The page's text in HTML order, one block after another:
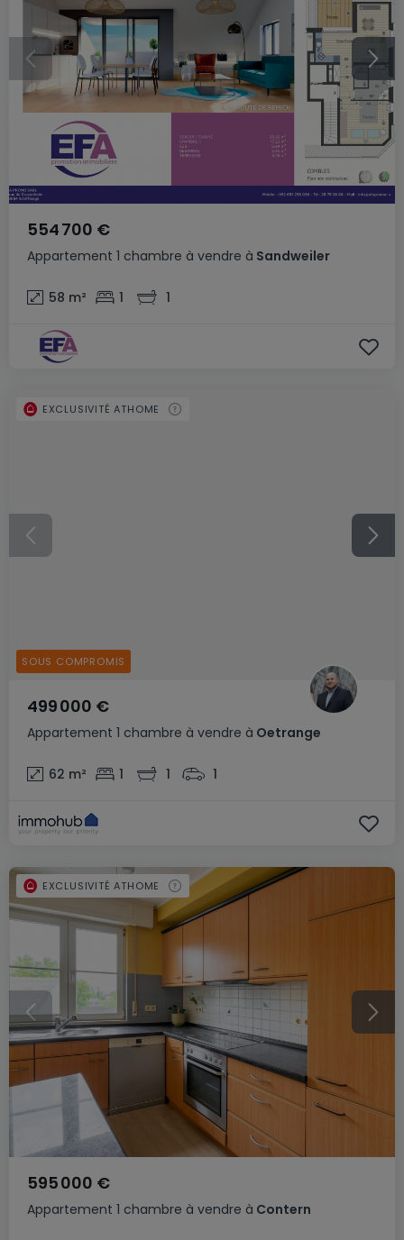
Appartement 1 chambre à vendre à Sandweiler
554 700 €
58 m² 1 1
Appartement 1 chambre à vendre à Oetrange
499 000 €
62 m² 1 1 1
EXCLUSIVITÉ ATHOME
SOUS COMPROMIS
Appartement 1 chambre à vendre à Contern
595 000 €
EXCLUSIVITÉ ATHOME